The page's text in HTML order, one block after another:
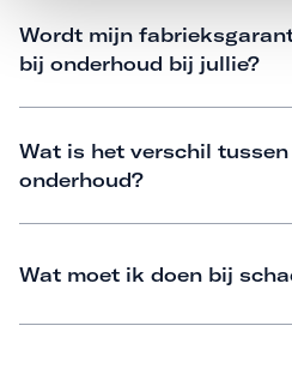
Wordt mijn
bij onderhoud bij jullie?
Wat is het verschil
onderhoud?
Wat moet ik doen bij